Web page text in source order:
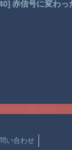
赤信号に変わ
い合わせ